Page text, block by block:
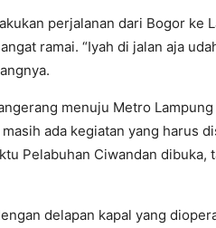
perjalanan dari Bogor ke
ramai. “Iyah di jalan aja
menuju Metro
ada kegiatan yang harus
Pelabuhan Ciwandan dibuka,
delapan kapal yang